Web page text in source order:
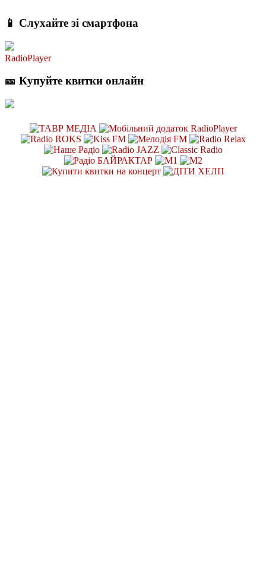
📱 Слухайте зі смартфона
RadioPlayer
🎫 Купуйте квитки онлайн